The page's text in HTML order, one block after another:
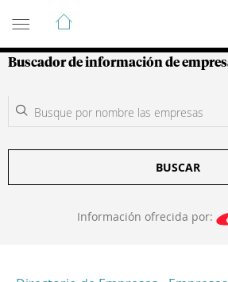
Guía de Empresas
Buscador de información de
BUSCAR
Información ofrecida por: